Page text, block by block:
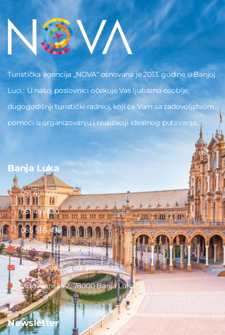
Turistička agencija „NOVA“ osnovana je 2013. godine u Banjoj
Luci. U našoj poslovnici očekuje Vas ljubazno osoblje,
dugogodišnji turistički radnici, koji će Vam sa zadovoljstvom
pomoći u organizovanju i realizaciji idealnog putovanja.
Banja Luka
051 491 031
051 491 030
065 565 439
office@agencijanova.ba
rezervacije@agencijanova.ba
Vidovdanska 2, 78000 Banja Luka
Newsletter